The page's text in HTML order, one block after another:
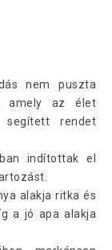
nem puszta
amely az élet
rendet
indítottak el
alakja ritka és
a jó apa alakja